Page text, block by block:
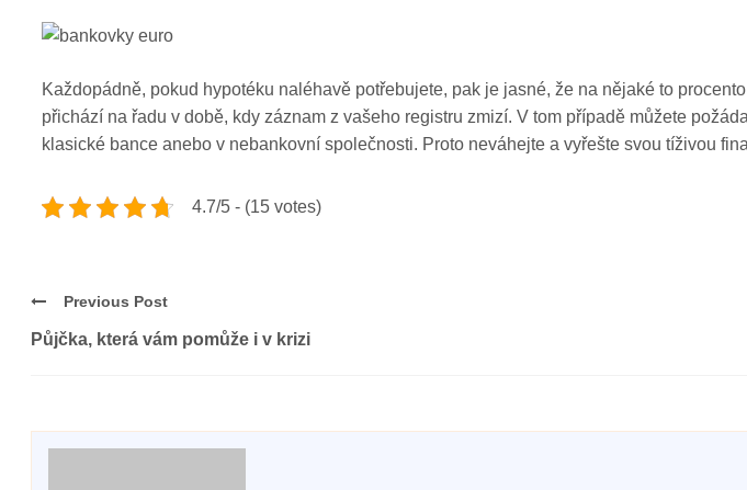
Každopádně, pokud hypotéku naléhavě potřebujete, pak je jasné, že na nějaké to
přichází na řadu v době, kdy záznam z vašeho registru zmizí. V tom případě můžete
klasické bance anebo v nebankovní společnosti. Proto neváhejte a vyřešte svou tíživou
4.7/5 - (15 votes)
Previous Post
Půjčka, která vám pomůže i v krizi